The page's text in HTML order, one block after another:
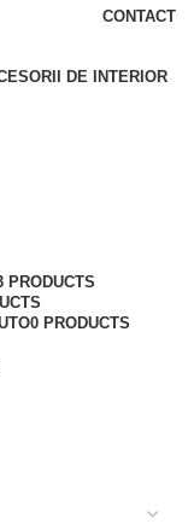
CONTACT
DE INTERIOR
PRODUCTS
0 PRODUCTS